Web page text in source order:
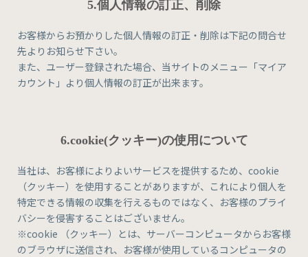
5.個人情報の訂正、削除
お客様からお預かりした個人情報の訂正・削除は下記の問合せ
先よりお知らせ下さい。
また、ユーザー登録された場合、当サイトのメニュー「マイア
カウント」より個人情報の訂正が出来ます。
6.cookie(クッキー)の使用について
当社は、お客様によりよいサービスを提供するため、cookie
（クッキー）を使用することがありますが、これにより個人を
特定できる情報の収集を行えるものではなく、お客様のプライ
バシーを侵害することはございません。
※cookie （クッキー）とは、サーバーコンピュータからお客様
のブラウザに送信され、お客様が使用しているコンピュータの